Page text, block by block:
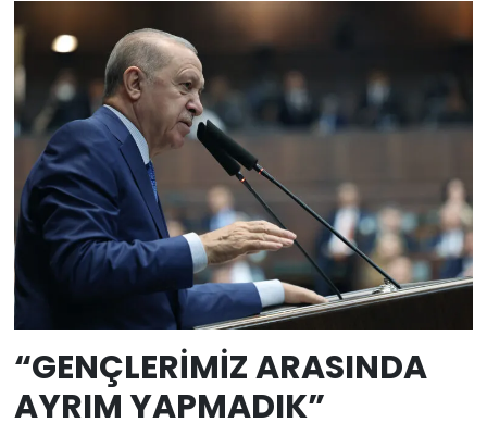
“GENÇLERİMİZ ARASINDA
AYRIM YAPMADIK”